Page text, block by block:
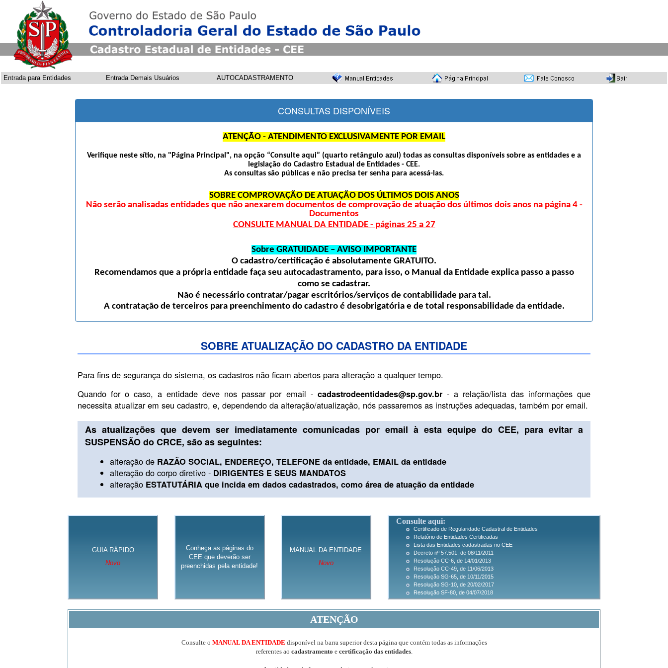
Entrada para Entidades Entrada Demais Usuários AUTOCADASTRAMENTO
CONSULTAS DISPONÍVEIS
ATENÇÃO - ATENDIMENTO EXCLUSIVAMENTE POR EMAIL
Verifique neste sítio, na "Página Principal", na opção “Consulte aqui” (quarto retângulo azul) todas as consultas disponíveis sobre as entidades e a
legislação do Cadastro Estadual de Entidades - CEE.
As consultas são públicas e não precisa ter senha para acessá-las.
SOBRE COMPROVAÇÃO DE ATUAÇÃO DOS ÚLTIMOS DOIS ANOS
Não serão analisadas entidades que não anexarem documentos de comprovação de atuação dos últimos dois anos na página 4 -
Documentos
CONSULTE MANUAL DA ENTIDADE - páginas 25 a 27
Sobre GRATUIDADE – AVISO IMPORTANTE
O cadastro/certificação é absolutamente GRATUITO.
Recomendamos que a própria entidade faça seu autocadastramento, para isso, o Manual da Entidade explica passo a passo
como se cadastrar.
Não é necessário contratar/pagar escritórios/serviços de contabilidade para tal.
A contratação de terceiros para preenchimento do cadastro é desobrigatória e de total responsabilidade da entidade.
SOBRE ATUALIZAÇÃO DO CADASTRO DA ENTIDADE
Para fins de segurança do sistema, os cadastros não ficam abertos para alteração a qualquer tempo.
Quando for o caso, a entidade deve nos passar por email - cadastrodeentidades@sp.gov.br- a relação/lista das informações que
necessita atualizar em seu cadastro, e, dependendo da alteração/atualização, nós passaremos as instruções adequadas, também por email.
As atualizações que devem ser imediatamente comunicadas por email à esta equipe do CEE, para evitar a
SUSPENSÃO do CRCE, são as seguintes:
alteração de RAZÃO SOCIAL, ENDEREÇO, TELEFONE da entidade, EMAIL da entidade
alteração do corpo diretivo - DIRIGENTES E SEUS MANDATOS
alteração ESTATUTÁRIA que incida em dados cadastrados, como área de atuação da entidade
GUIA RÁPIDO
Novo
Conheça as páginas do
CEE que deverão ser
preenchidas pela entidade!
MANUAL DA ENTIDADE
Novo
Consulte aqui:
Certificado de Regularidade Cadastral de Entidades
Relatório de Entidades Certificadas
Lista das Entidades cadastradas no CEE
Decreto nº 57.501, de 08/11/2011
Resolução CC-6, de 14/01/2013
Resolução CC-49, de 11/06/2013
Resolução SG-65, de 10/11/2015
Resolução SG-10, de 20/02/2017
Resolução SF-80, de 04/07/2018
ATENÇÃO
Consulte o MANUAL DA ENTIDADE disponível na barra superior desta página que contém todas as informações
referentes ao cadastramento e certificação das entidades.